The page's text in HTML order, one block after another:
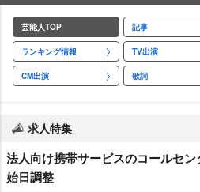
芸能人TOP 記事
ランキング情報 TV出演
CM出演 歌詞
求人特集
法人向け携帯サービスのコールセ
始日調整